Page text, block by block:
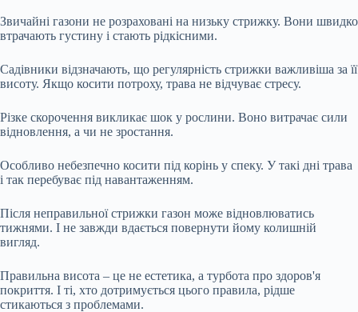
Звичайні газони не розраховані на низьку стрижку. Вони швидко
втрачають густину і стають рідкісними.
Садівники відзначають, що регулярність стрижки важливіша за її
висоту. Якщо косити потроху, трава не відчуває стресу.
Різке скорочення викликає шок у рослини. Воно витрачає сили
відновлення, а чи не зростання.
Особливо небезпечно косити під корінь у спеку. У такі дні трава
і так перебуває під навантаженням.
Після неправильної стрижки газон може відновлюватись
тижнями. І не завжди вдається повернути йому колишній
вигляд.
Правильна висота – це не естетика, а турбота про здоров'я
покриття. І ті, хто дотримується цього правила, рідше
стикаються з проблемами.